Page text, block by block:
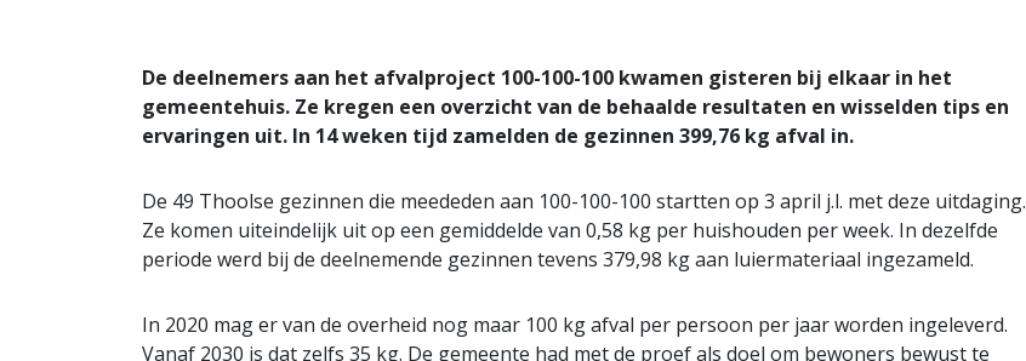
De deelnemers aan het afvalproject 100-100-100 kwamen gisteren bij elkaar in het
gemeentehuis. Ze kregen een overzicht van de behaalde resultaten en wisselden tips en
ervaringen uit. In 14 weken tijd zamelden de gezinnen 399,76 kg afval in.
De 49 Thoolse gezinnen die meededen aan 100-100-100 startten op 3 april j.l. met deze uitdaging.
Ze komen uiteindelijk uit op een gemiddelde van 0,58 kg per huishouden per week. In dezelfde
periode werd bij de deelnemende gezinnen tevens 379,98 kg aan luiermateriaal ingezameld.
In 2020 mag er van de overheid nog maar 100 kg afval per persoon per jaar worden ingeleverd.
Vanaf 2030 is dat zelfs 35 kg. De gemeente had met de proef als doel om bewoners bewust te